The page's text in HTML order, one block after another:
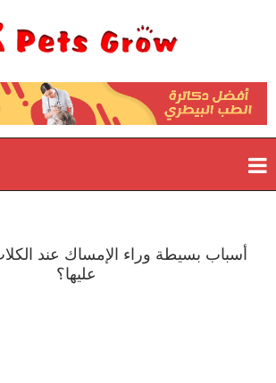
أسباب بسيطة وراء الإمساك عند
عليها؟